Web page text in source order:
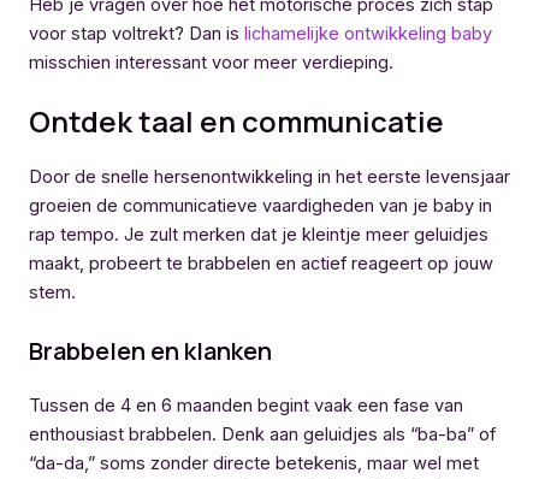
Heb je vragen over hoe het motorische proces zich stap
voor stap voltrekt? Dan is lichamelijke ontwikkeling baby
misschien interessant voor meer verdieping.
Ontdek taal en communicatie
Door de snelle hersenontwikkeling in het eerste levensjaar
groeien de communicatieve vaardigheden van je baby in
rap tempo. Je zult merken dat je kleintje meer geluidjes
maakt, probeert te brabbelen en actief reageert op jouw
stem.
Brabbelen en klanken
Tussen de 4 en 6 maanden begint vaak een fase van
enthousiast brabbelen. Denk aan geluidjes als “ba-ba” of
“da-da,” soms zonder directe betekenis, maar wel met